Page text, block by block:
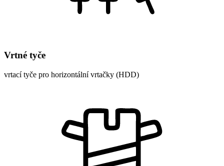
Vrtné tyče
vrtací tyče pro horizontální vrtačky (HDD)